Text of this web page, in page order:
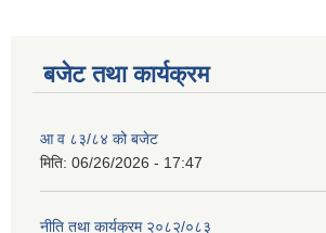
बजेट तथा कार्यक्रम
आ व ८३/८४ को बजेट
मिति: 06/26/2026 - 17:47
नीति तथा कार्यक्रम २०८२/०८३